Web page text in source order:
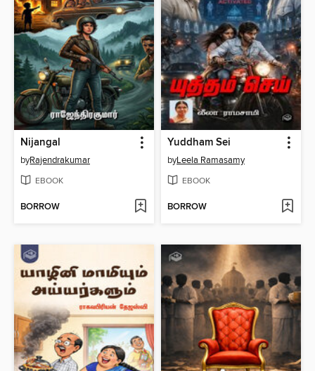
Nijangal
byRajendrakumar
EBOOK
BORROW
Yuddham Sei
byLeela Ramasamy
EBOOK
BORROW